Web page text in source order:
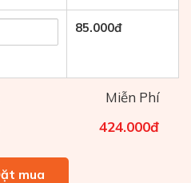
85.000đ
Miễn Phí
424.000đ